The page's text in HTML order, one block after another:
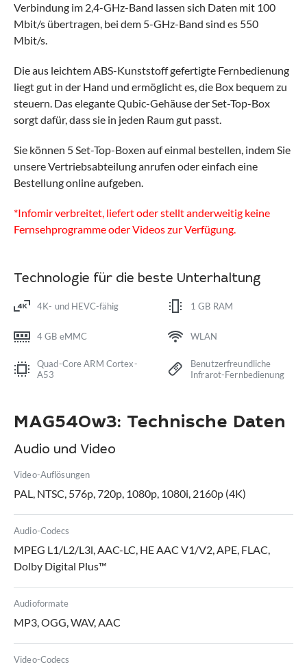
Verbindung im 2,4-GHz-Band lassen sich Daten mit 100
Mbit/s übertragen, bei dem 5-GHz-Band sind es 550
Mbit/s.
Die aus leichtem ABS-Kunststoff gefertigte Fernbedienung
liegt gut in der Hand und ermöglicht es, die Box bequem zu
steuern. Das elegante Qubic-Gehäuse der Set-Top-Box
sorgt dafür, dass sie in jeden Raum gut passt.
Sie können 5 Set-Top-Boxen auf einmal bestellen, indem Sie
unsere Vertriebsabteilung anrufen oder einfach eine
Bestellung online aufgeben.
*Infomir verbreitet, liefert oder stellt anderweitig keine
Fernsehprogramme oder Videos zur Verfügung.
Technologie für die beste Unterhaltung
4K- und HEVC-fähig 1 GB RAM
4 GB eMMC WLAN
Quad-Core ARM Cortex-
A53
Benutzerfreundliche
Infrarot-Fernbedienung
MAG540w3: Technische Daten
Audio und Video
Video-Auflösungen
PAL, NTSC, 576p, 720p, 1080p, 1080i, 2160p (4K)
Audio-Codecs
MPEG L1/L2/L3l, AAC-LC, HE AAC V1/V2, APE, FLAC,
Dolby Digital Plus™
Audioformate
MP3, OGG, WAV, AAC
Video-Codecs